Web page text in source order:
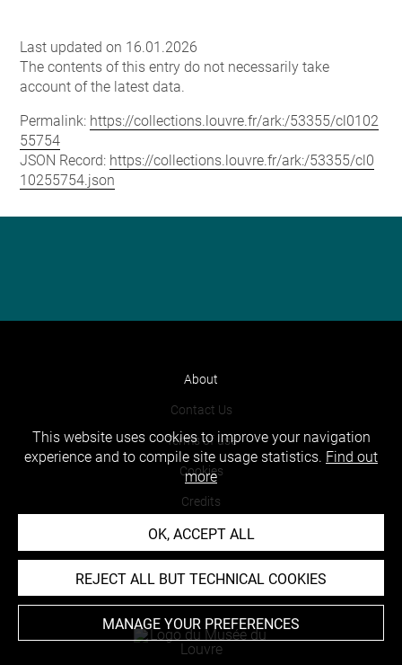
Last updated on 16.01.2026
The contents of this entry do not necessarily take
account of the latest data.
Permalink: https://collections.louvre.fr/ark:/53355/cl0102
55754
JSON Record: https://collections.louvre.fr/ark:/53355/cl0
10255754.json
About
Contact Us
Terms of use
Cookies
Credits
Accessibility : non compliant
This website uses cookies to improve your navigation
experience and to compile site usage statistics. Find out
more
OK, ACCEPT ALL
REJECT ALL BUT TECHNICAL COOKIES
MANAGE YOUR PREFERENCES